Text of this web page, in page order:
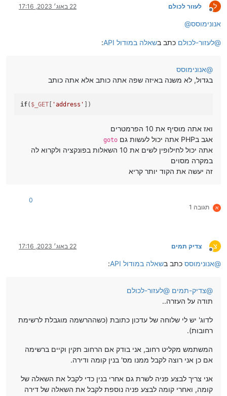
ל
מנותק
לעזור לכולם 22 באוג׳ 2023, 17:16
@אנונימוסס
@לעזור-לכולם כתב בשאלה במודול API :
@אנונימוסס
בגדול, לא משנה באיזה שפה אתה כותב אלא אתה כותב
if( $_GET [ 'address' ])
ואז אתה מוסיף את 10 הפרמטרים
אגב בPHP אתה יכול לעשות גם
goto
אתה יכול לחילופין לשים את 10 השאלות בפונקציה ולקרוא לה
במקרה מסוים
זה יעשה את הקוד יותר קריא
א תגובה 1
0
צ
מנותק
צדיק תמים 22 באוג׳ 2023, 17:16
@אנונימוסס כתב בשאלה במודול API :
@צדיק-תמים @לעזור-לכולם
תודה על העזרה..
לדוג' יש לי שלוחה של עדכון כתובת (כשההרשמה מוגבלת לרשימת
רחובות).
המשתמש מקליט רחוב, אני בודק אם הרחוב תקין וקיים ברשימה
אם כן אני רוצה לקבל ממנו מס' בנין קומה ודירה.
אני צריך לבצע פניה לשרת גם אחרי בנין כדי לקבל את השאלה של
קומה, ואחרי קומה לבצע פניה נוספת לקבל את השאלה של דירה